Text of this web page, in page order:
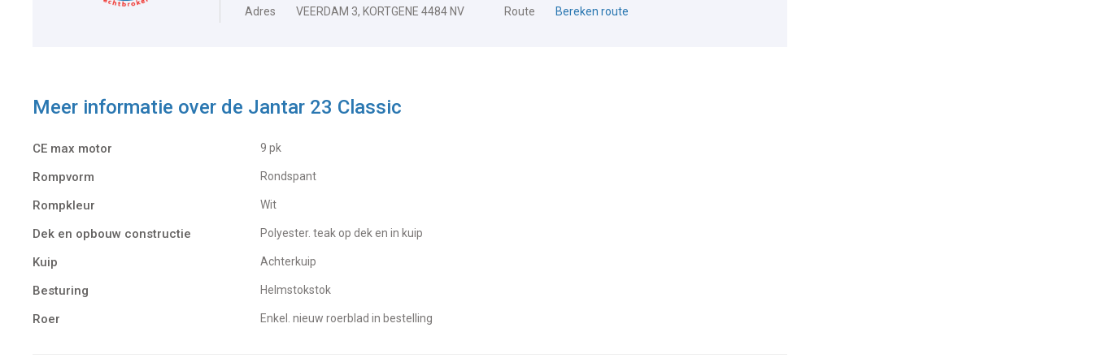
Adres
VEERDAM 3, KORTGENE 4484 NV Route Bereken route
Meer informatie over de Jantar 23 Classic
CE max motor 9 pk
Rompvorm Rondspant
Rompkleur Wit
Dek en opbouw constructie Polyester. teak op dek en in kuip
Kuip Achterkuip
Besturing Helmstokstok
Roer Enkel. nieuw roerblad in bestelling